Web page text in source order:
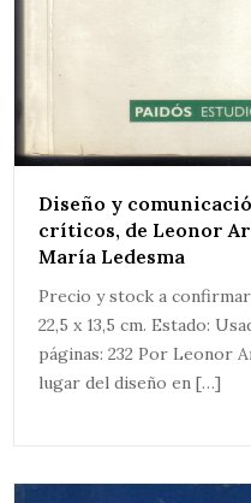
Diseño y
críticos, de Leonor
María Ledesma
Precio y stock a confirmar
22,5 x 13,5 cm. Estado:
páginas: 232 Por Leonor
lugar del diseño en […]